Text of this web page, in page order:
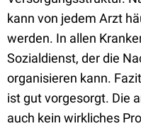
kann von jedem Arzt
werden. In allen
Sozialdienst, der die
organisieren kann.
ist gut vorgesorgt. Die
auch kein wirkliches